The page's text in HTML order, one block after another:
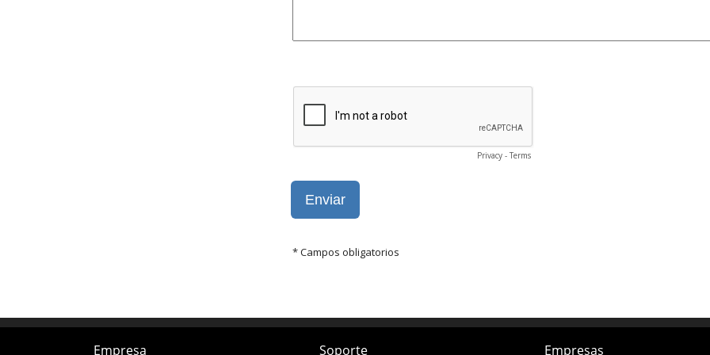
Empresa Soporte Empresas